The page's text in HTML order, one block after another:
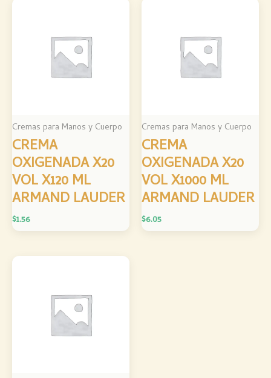
Cremas para Manos y Cuerpo
CREMA
OXIGENADA X20
VOL X120 ML
ARMAND LAUDER
$1.56
Cremas para Manos y Cuerpo
CREMA
OXIGENADA X20
VOL X1000 ML
ARMAND LAUDER
$6.05